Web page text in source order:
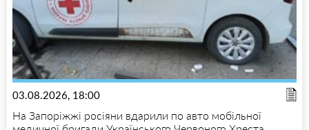
03.08.2026, 18:00
На Запоріжжі росіяни вдарили по авто мобільної